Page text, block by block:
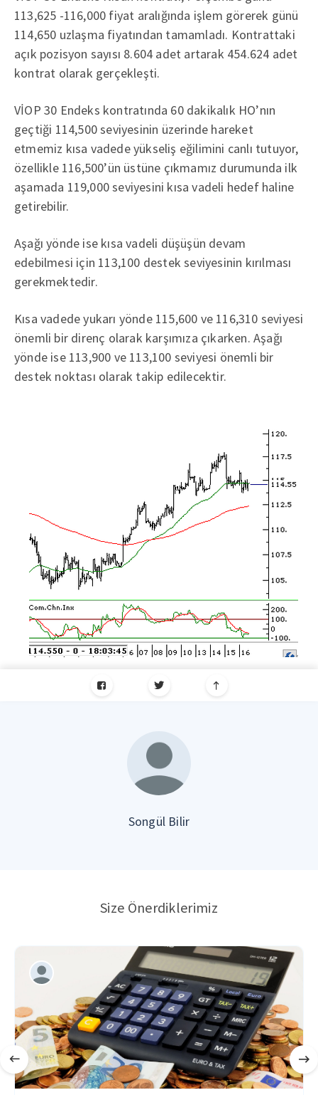
113,625 -116,000 fiyat aralığında işlem görerek günü
114,650 uzlaşma fiyatından tamamladı. Kontrattaki
açık pozisyon sayısı 8.604 adet artarak 454.624 adet
kontrat olarak gerçekleşti.
VİOP 30 Endeks kontratında 60 dakikalık HO’nın
geçtiği 114,500 seviyesinin üzerinde hareket
etmemiz kısa vadede yükseliş eğilimini canlı tutuyor,
özellikle 116,500’ün üstüne çıkmamız durumunda ilk
aşamada 119,000 seviyesini kısa vadeli hedef haline
getirebilir.
Aşağı yönde ise kısa vadeli düşüşün devam
edebilmesi için 113,100 destek seviyesinin kırılması
gerekmektedir.
Kısa vadede yukarı yönde 115,600 ve 116,310 seviyesi
önemli bir direnç olarak karşımıza çıkarken. Aşağı
yönde ise 113,900 ve 113,100 seviyesi önemli bir
destek noktası olarak takip edilecektir.
Songül Bilir
Size Önerdiklerimiz